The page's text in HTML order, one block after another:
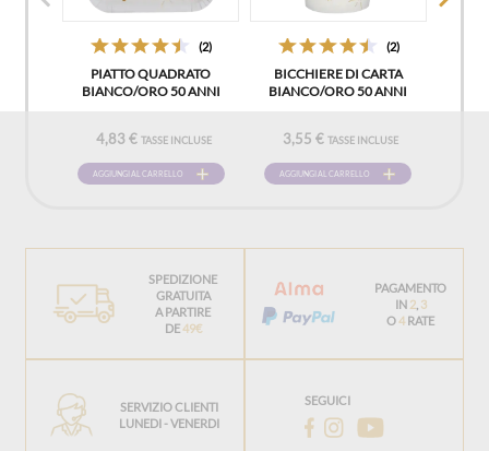
(2)
PIATTO QUADRATO
BIANCO/ORO 50 ANNI
4,83 € TASSE INCLUSE
AGGIUNGI AL CARRELLO
(2)
BICCHIERE DI CARTA
BIANCO/ORO 50 ANNI
3,55 €TASSE INCLUSE
AGGIUNGI AL CARRELLO
SPEDIZIONE
GRATUITA
A PARTIRE
DE49€
PAGAMENTO
IN 2, 3
O4 RATE
SERVIZIO CLIENTI
LUNEDI - VENERDI
SEGUICI